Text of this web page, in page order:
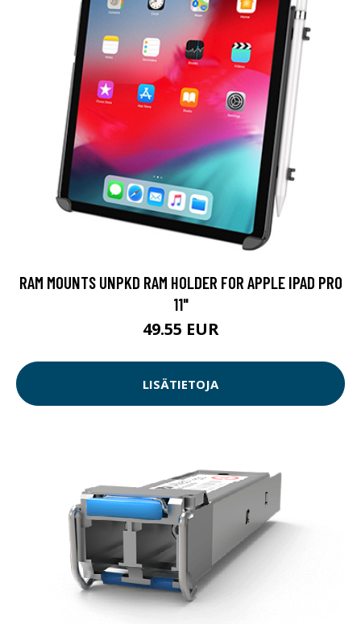
RAM MOUNTS UNPKD RAM HOLDER FOR APPLE IPAD PRO
11"
49.55 EUR
LISÄTIETOJA